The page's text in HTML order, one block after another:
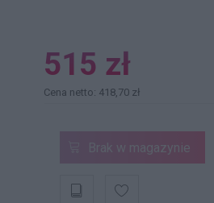
515 zł
Cena netto: 418,70 zł
Brak w magazynie